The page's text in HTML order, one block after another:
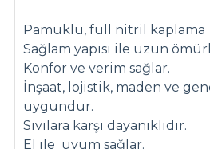
Pamuklu, full nitril kaplama
Sağlam yapısı ile uzun
Konfor ve verim sağlar.
İnşaat, lojistik, maden ve
uygundur.
Sıvılara karşı dayanıklıdır.
El ile uyum sağlar.